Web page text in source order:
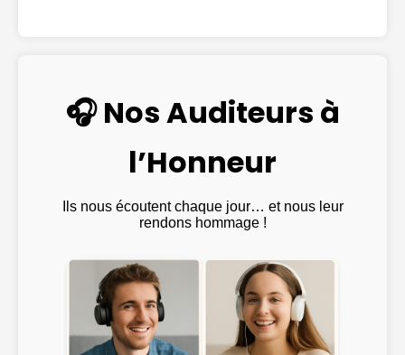
🎧 Nos Auditeurs à
l’Honneur
Ils nous écoutent chaque jour… et nous leur
rendons hommage !